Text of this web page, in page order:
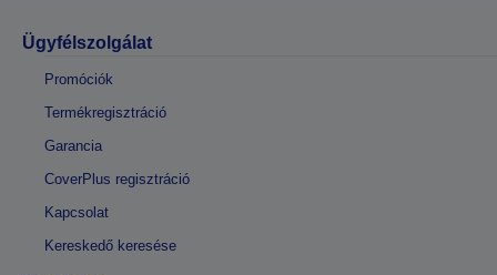
Ügyfélszolgálat
Promóciók
Termékregisztráció
Garancia
CoverPlus regisztráció
Kapcsolat
Kereskedő keresése